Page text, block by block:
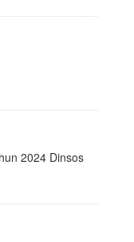
2024 Dinsos